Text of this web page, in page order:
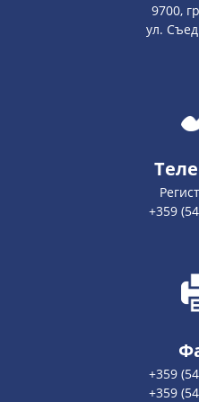
9700,
ул.
+359
+359
+359